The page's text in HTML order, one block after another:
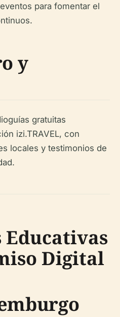
para fomentar el
y
gratuitas
izi.TRAVEL, con
locales y testimonios de
Digital